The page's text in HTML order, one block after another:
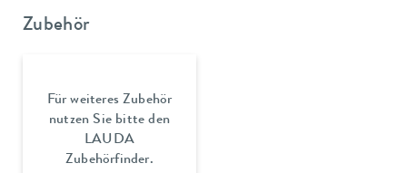
Zubehör
Für weiteres Zubehör
nutzen Sie bitte den
LAUDA
Zubehörfinder.